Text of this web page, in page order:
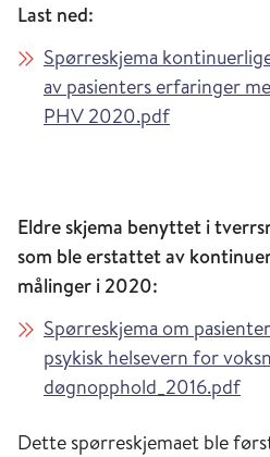
Last ned:
Spørreskjema
av pasienters erfaringer
PHV 2020.pdf
Eldre skjema benyttet i
som ble erstattet av
målinger i 2020:
Spørreskjema om
psykisk helsevern for
døgnopphold_2016.pdf
Dette spørreskjemaet ble